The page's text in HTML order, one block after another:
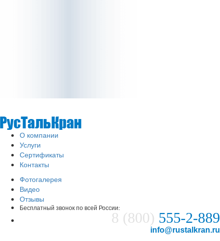
О компании
Услуги
Сертификаты
Контакты
Фотогалерея
Видео
Отзывы
Бесплатный звонок по всей России:
8 (800) 555-2-889
info@rustalkran.ru